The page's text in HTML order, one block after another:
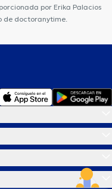
por Erika Palacios
de doctoranytime.